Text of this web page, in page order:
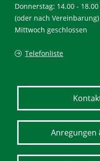
Donnerstag: 14.00 -
(oder nach Vereinbarung)
Mittwoch geschlossen
Telefonliste
Anregungen